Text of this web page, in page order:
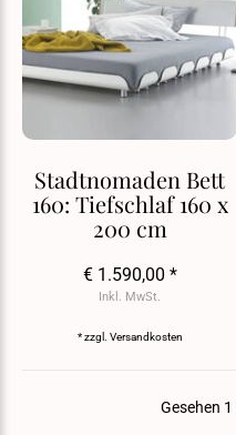
Stadtnomaden Bett
160: Tiefschlaf 160 x
200 cm
€ 1.590,00 *
Inkl. MwSt.
* zzgl. Versandkosten
Gesehen